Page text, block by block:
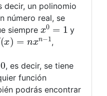
decir, un polinomio
número real, se
siempre x0=1
y
x )=nxn−1
,
, es decir, se tiene
función
podrás encontrar